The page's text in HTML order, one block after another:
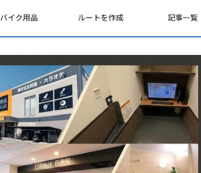
バイク用品 ルートを作成 記事一覧